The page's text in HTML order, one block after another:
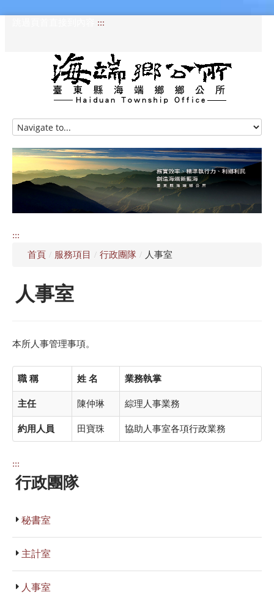
:::
HOME
訊息專區
認識海端
公所介紹
:::
首頁 / 服務項目 / 行政團隊 / 人事室
人事室
本所人事管理事項。
職 稱 姓 名 業務執掌
主任 陳仲琳 綜理人事業務
約用人員 田寶珠 協助人事室各項行政業務
:::
行政團隊
秘書室
主計室
人事室